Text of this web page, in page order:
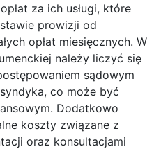
za ich usługi, które
prowizji od
opłat miesięcznych. W
należy liczyć się
sądowym
co może być
Dodatkowo
koszty związane z
oraz konsultacjami